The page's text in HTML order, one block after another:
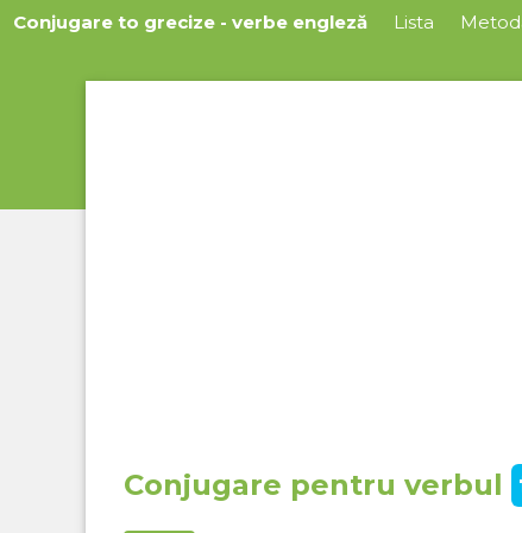
Conjugare to grecize - verbe engleză Lista
Conjugare pentru verbul